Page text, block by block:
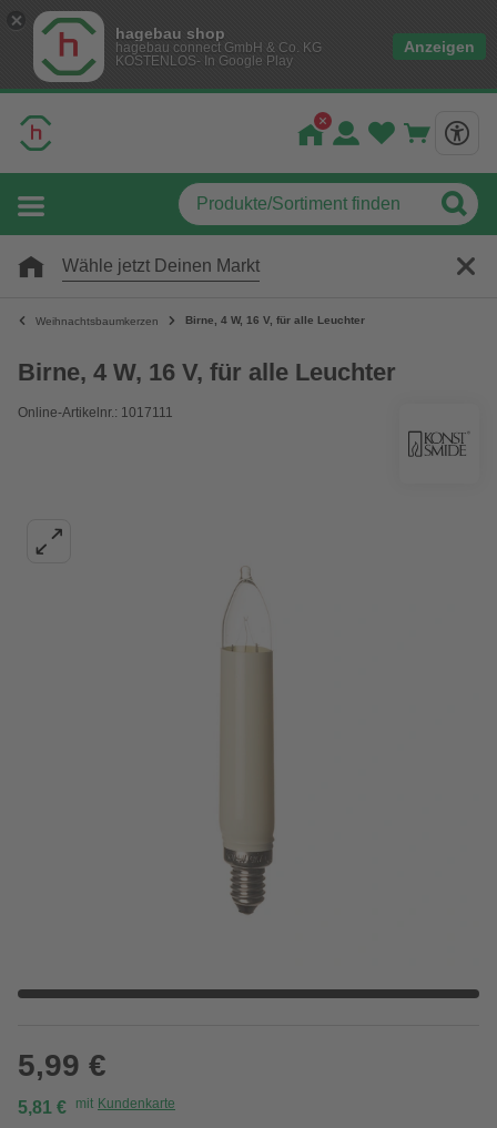
hagebau shop
hagebau connect GmbH & Co. KG
KOSTENLOS- In Google Play
Anzeigen
Wähle jetzt Deinen Markt
Weihnachtsbaumkerzen Birne, 4 W, 16 V, für alle Leuchter
Birne, 4 W, 16 V, für alle Leuchter
Online-Artikelnr.: 1017111
5,99 €
5,81 € mit Kundenkarte